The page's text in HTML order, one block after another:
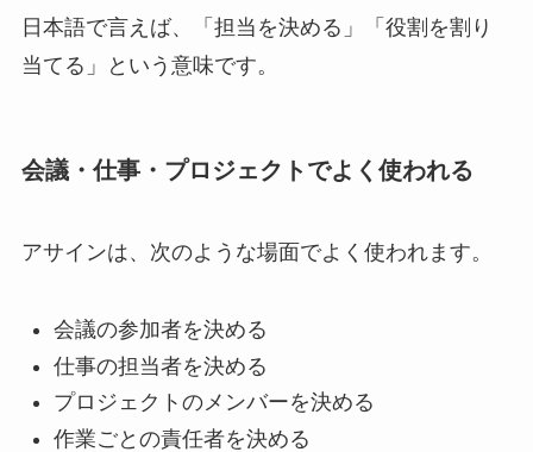
日本語で言えば、「担当を決める」「役割を割り
当てる」という意味です。
会議・仕事・プロジェクトでよく使われる
アサインは、次のような場面でよく使われます。
会議の参加者を決める
仕事の担当者を決める
プロジェクトのメンバーを決める
作業ごとの責任者を決める